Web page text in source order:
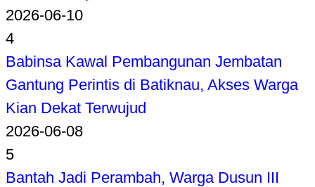
2026-06-10
4
Babinsa Kawal Pembangunan Jembatan
Gantung Perintis di Batiknau, Akses Warga
Kian Dekat Terwujud
2026-06-08
5
Bantah Jadi Perambah, Warga Dusun III